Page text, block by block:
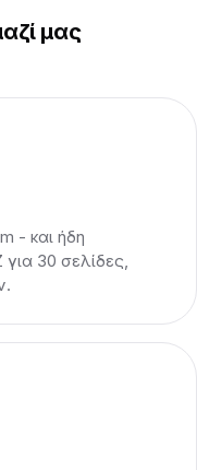
μας
- και ήδη
30 σελίδες,